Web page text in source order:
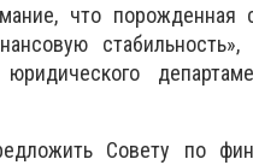
что порожденная
Совету по